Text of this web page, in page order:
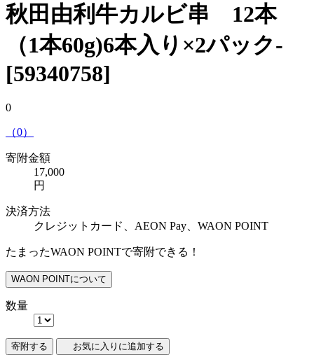
秋田由利牛カルビ串 12本
（1本60g)6本入り×2パック-
[59340758]
0
（0）
寄附金額
17,000
円
決済方法
クレジットカード、AEON Pay、WAON POINT
たまったWAON POINTで寄附できる！
WAON POINTについて
数量
寄附する お気に入りに追加する